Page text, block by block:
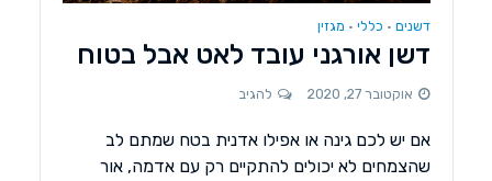
דשנים • כללי • מגזין
דשן אורגני עובד לאט אבל בטוח
אוקטובר 27, 2020 להגיב
אם יש לכם גינה או אפילו אדנית בטח שמתם לב
שהצמחים לא יכולים להתקיים רק עם אדמה, אור